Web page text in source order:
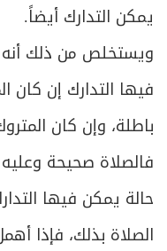
يمكن التدارك أيضاً.
ويستخلص من ذلك
فيها التدارك إن كان
باطلة، وإن كان
فالصلاة صحيحة
حالة يمكن فيها
الصلاة بذلك، فإذا
543 المبحث الثاني
ص
544 الأول - الأرباح
547 الثاني - المؤنة المستثناة
ص
557 الثالث ـ فائدة
ص
559 الرابع- خمس